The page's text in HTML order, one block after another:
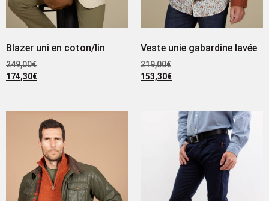
Blazer uni en coton/lin
249,00€
174,30€
Veste unie gabardine lavée
219,00€
153,30€